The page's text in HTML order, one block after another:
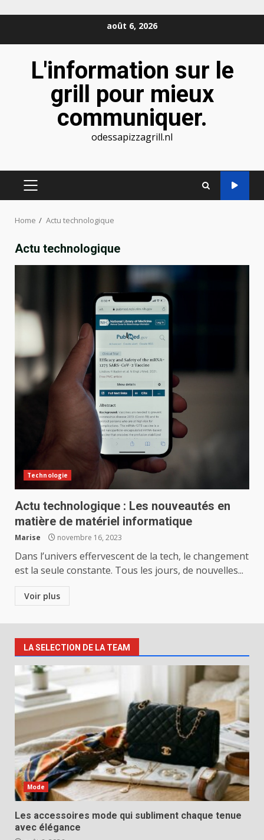
août 6, 2026
L'information sur le
grill pour mieux
communiquer.
odessapizzagrill.nl
PRIMARY
Home Actu technologique
Actu technologique
Technologie
Actu technologique : Les nouveautés en
matière de matériel informatique
Marise novembre 16, 2023
Dans l’univers effervescent de la tech, le changement
est la seule constante. Tous les jours, de nouvelles...
Voir plus
LA SELECTION DE LA TEAM
Mode
Les accessoires mode qui subliment chaque tenue
avec élégance